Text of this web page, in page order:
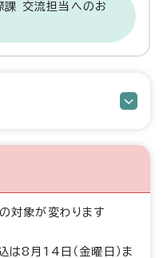
交流担当へのお
対象が変わります
は8月14日（金曜日）ま